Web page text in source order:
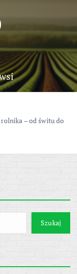
– od świtu do
Szukaj